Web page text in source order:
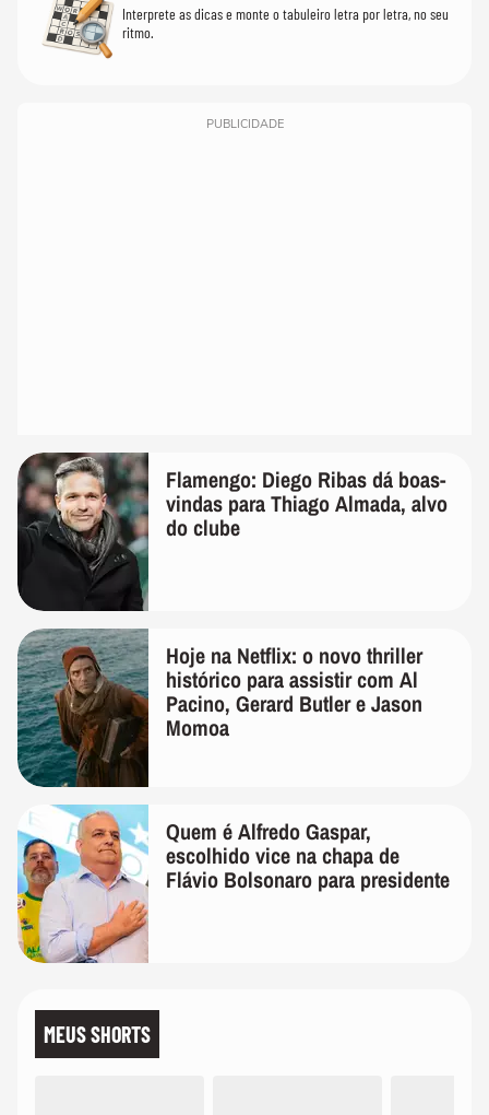
Interprete as dicas e monte o tabuleiro letra por letra, no seu
ritmo.
PUBLICIDADE
Flamengo: Diego Ribas dá boas-
vindas para Thiago Almada, alvo
do clube
Hoje na Netflix: o novo thriller
histórico para assistir com Al
Pacino, Gerard Butler e Jason
Momoa
Quem é Alfredo Gaspar,
escolhido vice na chapa de
Flávio Bolsonaro para presidente
MEUS SHORTS